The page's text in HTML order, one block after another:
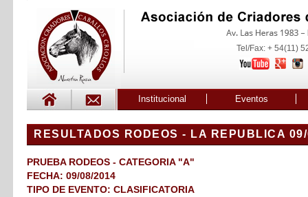
Tel/Fax: + 54(11)
Institucional Eventos
RESULTADOS RODEOS - LA REPUBLICA
PRUEBA RODEOS - CATEGORIA "A"
FECHA: 09/08/2014
TIPO DE EVENTO: CLASIFICATORIA